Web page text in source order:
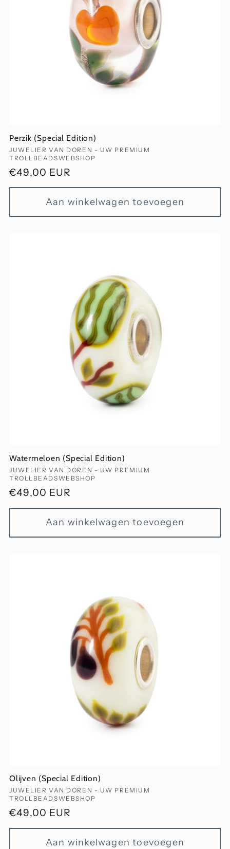
Perzik (Special Edition)
Verkoper:
JUWELIER VAN DOREN - UW PREMIUM
TROLLBEADSWEBSHOP
Normale
prijs
€49,00 EUR
Aan winkelwagen toevoegen
Watermeloen (Special Edition)
Verkoper:
JUWELIER VAN DOREN - UW PREMIUM
TROLLBEADSWEBSHOP
Normale
prijs
€49,00 EUR
Aan winkelwagen toevoegen
Olijven (Special Edition)
Verkoper:
JUWELIER VAN DOREN - UW PREMIUM
TROLLBEADSWEBSHOP
Normale
prijs
€49,00 EUR
Aan winkelwagen toevoegen